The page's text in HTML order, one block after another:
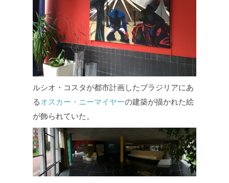
ルシオ・コスタが都市計画したブラジリアにあ
るオスカー・ニーマイヤーの建築が描かれた絵
が飾られていた。